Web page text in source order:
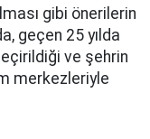
gibi önerilerin
geçen 25 yılda
ve şehrin
merkezleriyle